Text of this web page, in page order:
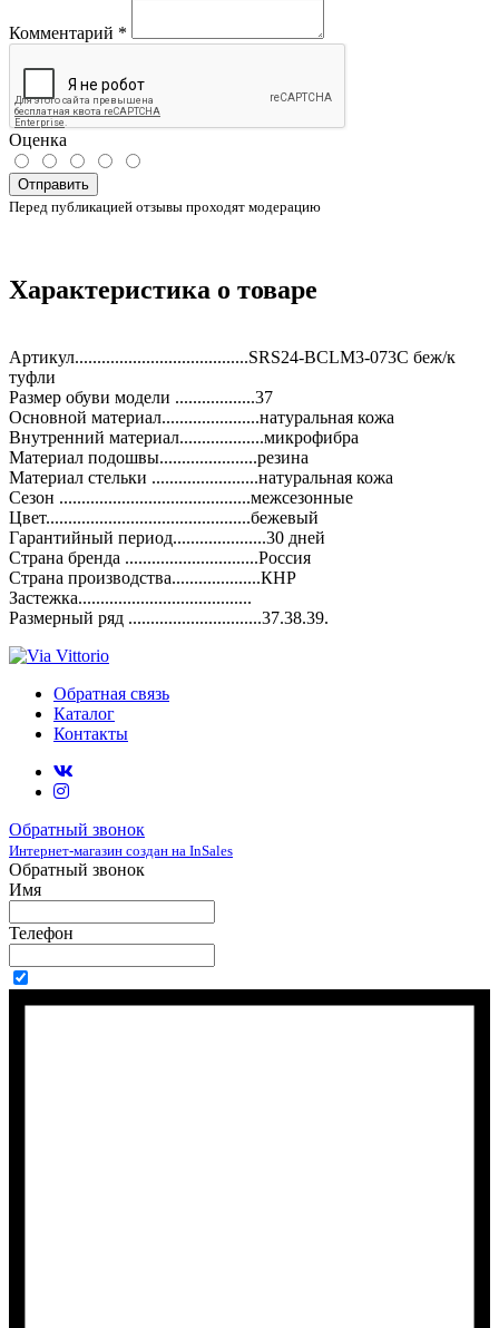
Комментарий *
Оценка
Отправить
Перед публикацией отзывы проходят модерацию
Характеристика о товаре
Артикул.......................................SRS24-BCLM3-073C беж/к
туфли
Размер обуви модели ..................37
Основной материал......................натуральная кожа
Внутренний материал...................микрофибра
Материал подошвы......................резина
Материал стельки ........................натуральная кожа
Сезон ...........................................межсезонные
Цвет..............................................бежевый
Гарантийный период.....................30 дней
Страна бренда ..............................Россия
Страна производства....................КНР
Застежка.......................................
Размерный ряд ..............................37.38.39.
Обратная связь
Каталог
Контакты
Обратный звонок
Интернет-магазин создан на InSales
Обратный звонок
Имя
Телефон